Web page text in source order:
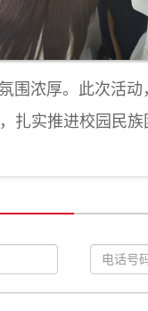
浓厚。此次活动
实推进校园民